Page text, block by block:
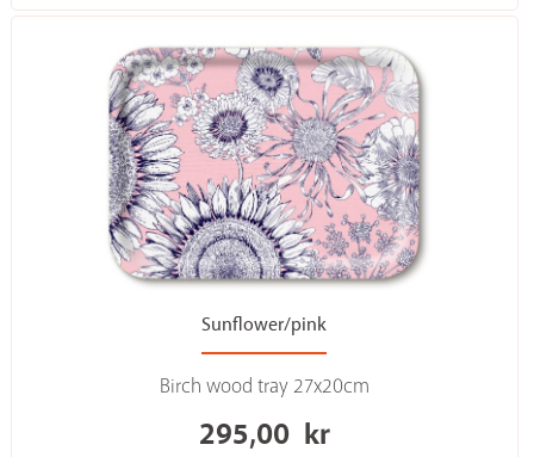
Sunflower/pink
Birch wood tray 27x20cm
295,00 kr